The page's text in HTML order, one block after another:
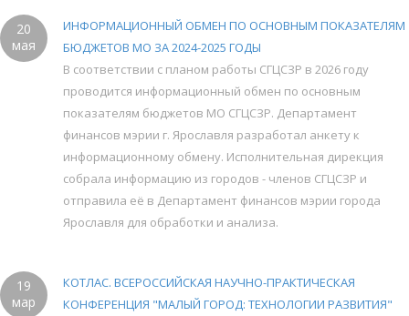
20
мая
ИНФОРМАЦИОННЫЙ ОБМЕН ПО ОСНОВНЫМ ПОКАЗАТЕЛЯМ
БЮДЖЕТОВ МО ЗА 2024-2025 ГОДЫ
В соответствии с планом работы СГЦСЗР в 2026 году
проводится информационный обмен по основным
показателям бюджетов МО СГЦСЗР. Департамент
финансов мэрии г. Ярославля разработал анкету к
информационному обмену. Исполнительная дирекция
собрала информацию из городов - членов СГЦСЗР и
отправила её в Департамент финансов мэрии города
Ярославля для обработки и анализа.
19
мар
КОТЛАС. ВСЕРОССИЙСКАЯ НАУЧНО-ПРАКТИЧЕСКАЯ
КОНФЕРЕНЦИЯ "МАЛЫЙ ГОРОД: ТЕХНОЛОГИИ РАЗВИТИЯ"